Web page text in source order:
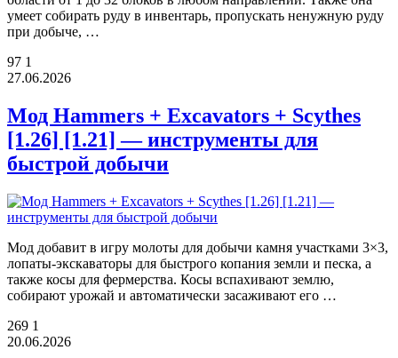
умеет собирать руду в инвентарь, пропускать ненужную руду
при добыче, …
97 1
27.06.2026
Мод Hammers + Excavators + Scythes
[1.26] [1.21] — инструменты для
быстрой добычи
Мод добавит в игру молоты для добычи камня участками 3×3,
лопаты-экскаваторы для быстрого копания земли и песка, а
также косы для фермерства. Косы вспахивают землю,
собирают урожай и автоматически засаживают его …
269 1
20.06.2026